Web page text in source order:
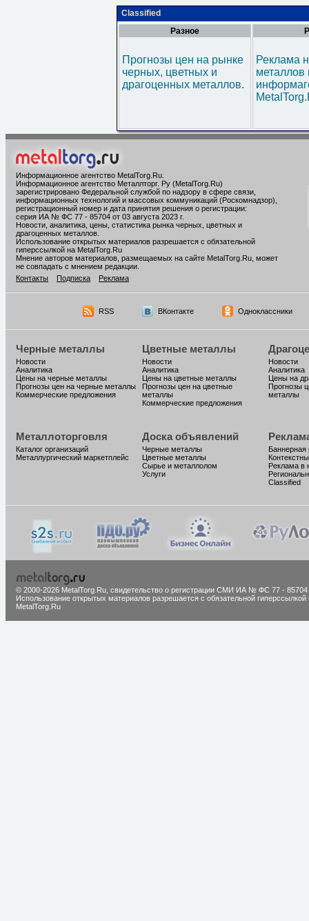
Classified
Разное
Прогнозы цен на рынке
черных, цветных и
драгоценных металлов.
Реклама
металлов
Информационное агентство MetalTorg.Ru
Информационное агентство Металлторг. Ру (MetalTorg.Ru)
зарегистрировано Федеральной службой по надзору в сфере связи,
информационных технологий и массовых коммуникаций (Роскомнадзор),
регистрационный номер и дата принятия решения о регистрации:
серия ИА № ФС 77 - 85704 от 03 августа 2023 г.
Новости, аналитика, цены, статистика рынка черных, цветных и
драгоценных металлов.
Использование открытых материалов разрешается с обязательной
гиперссылкой на MetalTorg.Ru
Мнение авторов материалов, размещаемых на сайте MetalTorg.Ru, может
не совпадать с мнением редакции.
Контакты
Подписка Реклама
RSS ВКонтакте Одноклассники
Черные металлы
Новости
Аналитика
Цены на черные металлы
Прогнозы цен на черные металлы
Коммерческие предложения
Цветные металлы
Новости
Аналитика
Цены на цветные металлы
Прогнозы цен на цветные
металлы
Коммерческие предложения
Новости
Аналитика
Цены на
Прогнозы
металлы
Металлоторговля
Каталог организаций
Металлургический маркетплейс
Доска объявлений
Черные металлы
Цветные металлы
Сырье и металлолом
Услуги
Баннерная
Реклама в
Classified
© 2000-2026 MetalTorg.Ru, cвидетельство о регистрации СМИ ИА № ФС 77 - 85704
Использование открытых материалов разрешается с обязательной гиперссылкой
MetalTorg.Ru